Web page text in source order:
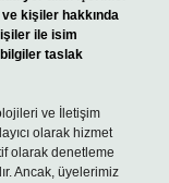
kişiler hakkında
ile isim
taslak
ve İletişim
olarak hizmet
olarak denetleme
Ancak, üyelerimiz